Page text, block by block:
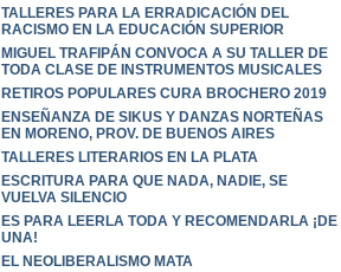
TALLERES PARA LA ERRADICACIÓN DEL
RACISMO EN LA EDUCACIÓN SUPERIOR
MIGUEL TRAFIPÁN CONVOCA A SU TALLER DE
TODA CLASE DE INSTRUMENTOS MUSICALES
RETIROS POPULARES CURA BROCHERO 2019
ENSEÑANZA DE SIKUS Y DANZAS NORTEÑAS
EN MORENO, PROV. DE BUENOS AIRES
TALLERES LITERARIOS EN LA PLATA
ESCRITURA PARA QUE NADA, NADIE, SE
VUELVA SILENCIO
ES PARA LEERLA TODA Y RECOMENDARLA ¡DE
UNA!
EL NEOLIBERALISMO MATA